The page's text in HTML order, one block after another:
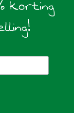
korting